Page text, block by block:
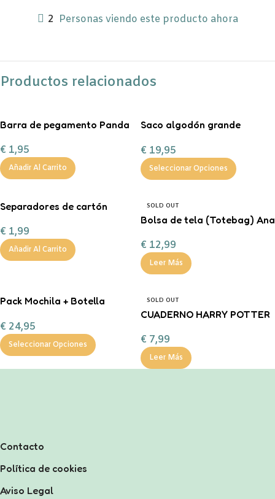
2 Personas viendo este producto ahora
Productos relacionados
Barra de pegamento Panda
€ 1,95
Añadir Al Carrito
Saco algodón grande
Magos”
€ 19,95
Seleccionar Opciones
Separadores de cartón
€ 1,99
Añadir Al Carrito
SOLD OUT
Bolsa de tela (Totebag) Ana
€ 12,99
Leer Más
Pack Mochila + Botella
€ 24,95
Seleccionar Opciones
SOLD OUT
CUADERNO HARRY POTTER
€ 7,99
Leer Más
Contacto
Política de cookies
Aviso Legal